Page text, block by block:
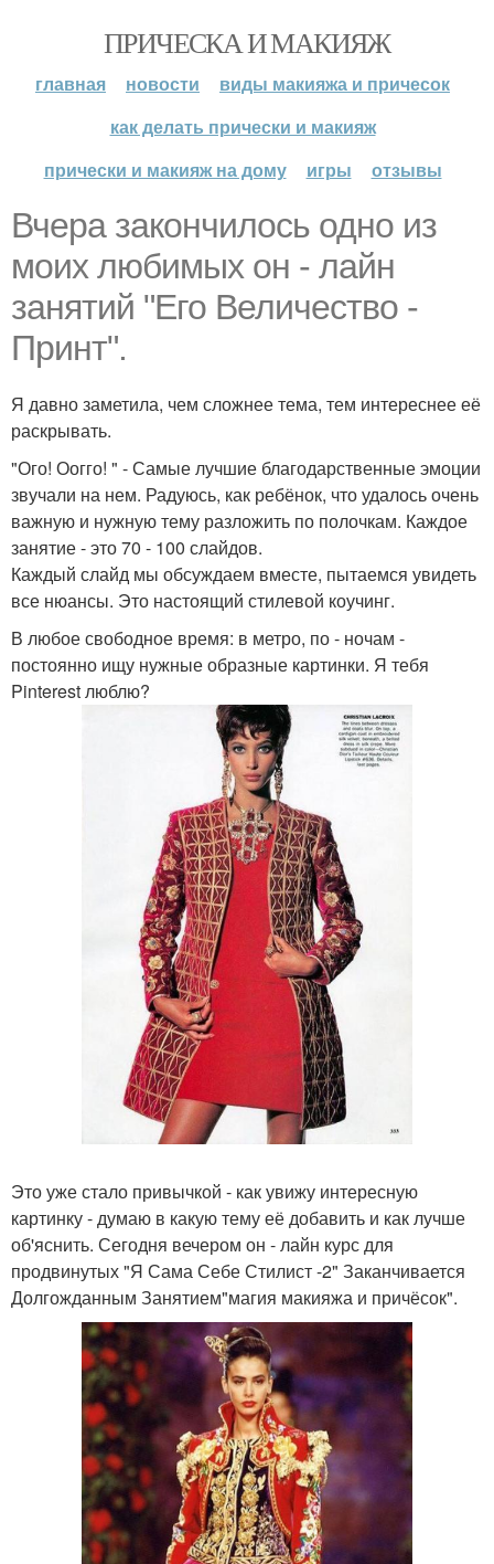
ПРИЧЕСКА И МАКИЯЖ
главная новости
виды макияжа и причесок
как делать прически и макияж
прически и макияж на дому
игры отзывы
Вчера закончилось одно из
моих любимых он - лайн
занятий "Его Величество -
Принт".
Я давно заметила, чем сложнее тема, тем интереснее её
раскрывать.
"Ого! Оогго! " - Самые лучшие благодарственные эмоции
звучали на нем. Радуюсь, как ребёнок, что удалось очень
важную и нужную тему разложить по полочкам. Каждое
занятие - это 70 - 100 слайдов.
Каждый слайд мы обсуждаем вместе, пытаемся увидеть
все нюансы. Это настоящий стилевой коучинг.
В любое свободное время: в метро, по - ночам -
постоянно ищу нужные образные картинки. Я тебя
Pinterest люблю?
Это уже стало привычкой - как увижу интересную
картинку - думаю в какую тему её добавить и как лучше
об'яснить. Сегодня вечером он - лайн курс для
продвинутых "Я Сама Себе Стилист -2" Заканчивается
Долгожданным Занятием"магия макияжа и причёсок".